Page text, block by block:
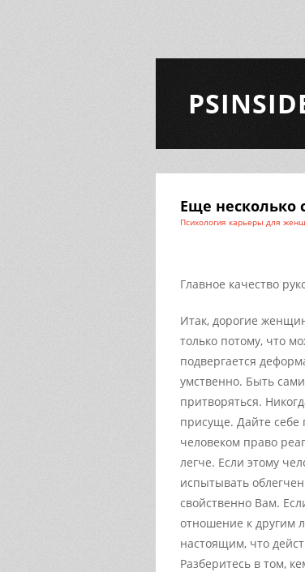
Еще несколько
Психология карьеры для
Главное качество
Итак, дорогие
только потому, что
подвергается
умственно. Быть
притворяться.
присуще. Дайте себе
человеком право
легче. Если этому
испытывать
свойственно Вам.
отношение к другим
настоящим, что
Разберитесь в том,